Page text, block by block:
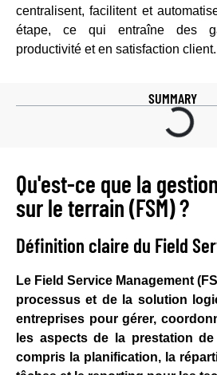
centralisent, facilitent et
étape, ce qui entraîne des
productivité et en satisfaction client.
SUMMARY
Qu'est-ce que la
sur le terrain (FSM) ?
Définition claire du Field
Le Field Service Management
processus et de la solution
entreprises pour gérer,
les aspects de la prestation
compris la planification, la